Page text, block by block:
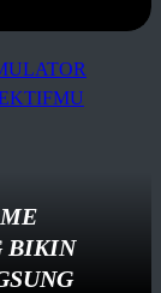
BIKIN